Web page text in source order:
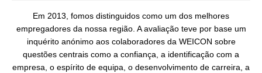
Em 2013, fomos distinguidos como um dos melhores
empregadores da nossa região. A avaliação teve por base um
inquérito anónimo aos colaboradores da WEICON sobre
questões centrais como a confiança, a identificação com a
empresa, o espírito de equipa, o desenvolvimento de carreira, a